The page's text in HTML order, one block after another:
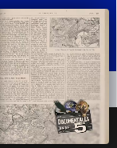
POLÍTICA